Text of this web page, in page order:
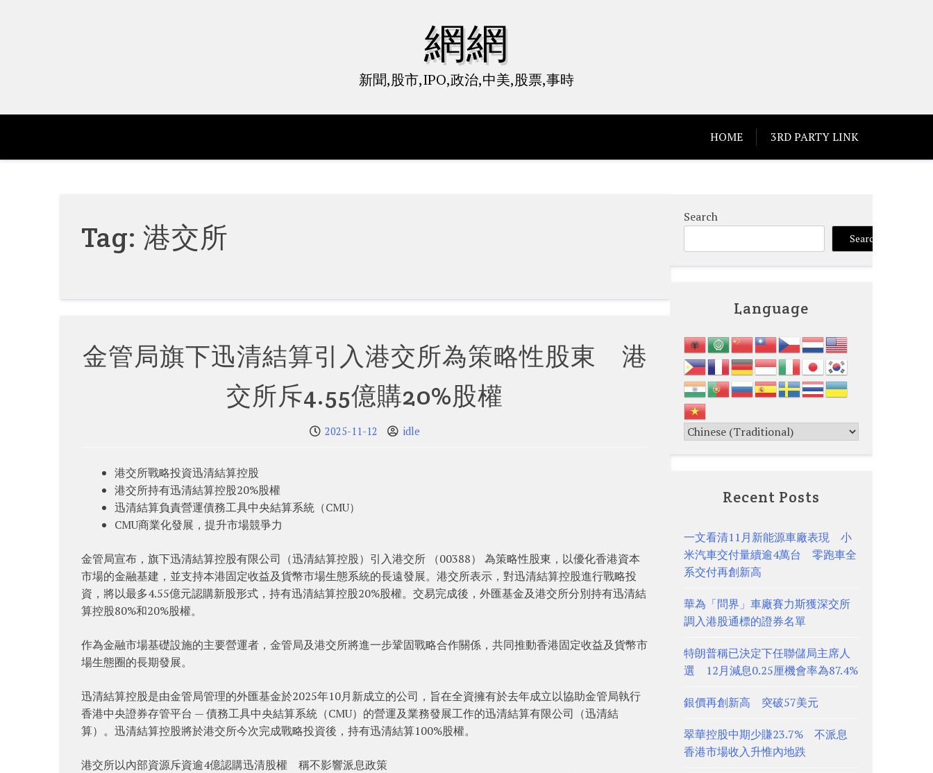
網網
新聞,股市,IPO,政治,中美,股票,事時
HOME 3RD PARTY LINK
Tag: 港交所
金管局旗下迅清結算引入港交所為策略性股東 港
交所斥4.55億購20%股權
2025-11-12 idle
港交所戰略投資迅清結算控股
港交所持有迅清結算控股20%股權
迅清結算負責營運債務工具中央結算系統（CMU）
CMU商業化發展，提升市場競爭力
金管局宣布，旗下迅清結算控股有限公司（迅清結算控股）引入港交所 （00388） 為策略性股東，以優化香港資本
市場的金融基建，並支持本港固定收益及貨幣市場生態系統的長遠發展。港交所表示，對迅清結算控股進行戰略投
資，將以最多4.55億元認購新股形式，持有迅清結算控股20%股權。交易完成後，外匯基金及港交所分別持有迅清結
算控股80%和20%股權。
作為金融市場基礎設施的主要營運者，金管局及港交所將進一步鞏固戰略合作關係，共同推動香港固定收益及貨幣市
場生態圈的長期發展。
迅清結算控股是由金管局管理的外匯基金於2025年10月新成立的公司，旨在全資擁有於去年成立以協助金管局執行
香港中央證券存管平台 — 債務工具中央結算系統（CMU）的營運及業務發展工作的迅清結算有限公司（迅清結
算）。迅清結算控股將於港交所今次完成戰略投資後，持有迅清結算100%股權。
港交所以內部資源斥資逾4億認購迅清股權 稱不影響派息政策
Search
Search
Language
Recent Posts
一文看清11月新能源車廠表現 小
米汽車交付量續逾4萬台 零跑車全
系交付再創新高
華為「問界」車廠賽力斯獲深交所
調入港股通標的證券名單
特朗普稱已決定下任聯儲局主席人
選 12月減息0.25厘機會率為87.4%
銀價再創新高 突破57美元
翠華控股中期少賺23.7% 不派息
香港市場收入升惟內地跌